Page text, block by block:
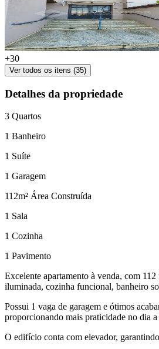
+30
Ver todos os itens (35)
Detalhes da propriedade
3 Quartos
1 Banheiro
1 Suíte
1 Garagem
112m² Área Construída
1 Sala
1 Cozinha
1 Pavimento
Excelente apartamento à venda, com
iluminada, cozinha funcional, banheiro
Possui 1 vaga de garagem e ótimos
proporcionando mais praticidade no dia a
O edifício conta com elevador,